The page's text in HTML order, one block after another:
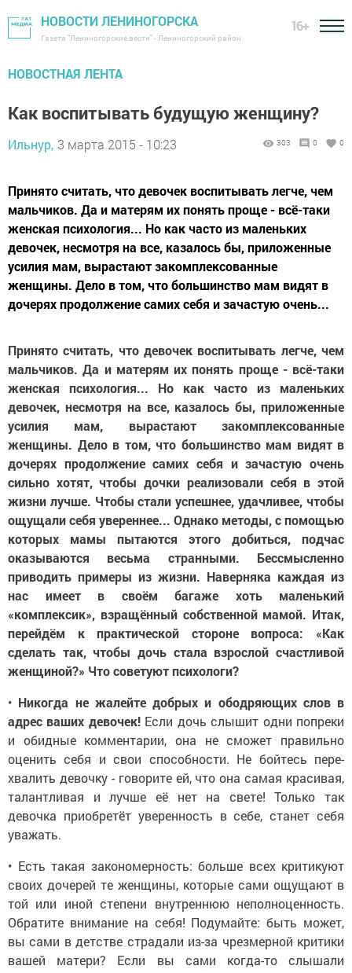
НОВОСТИ ЛЕНИНОГОРСКА
Газета "Лениногорские вести" - Лениногорский район
16+
НОВОСТНАЯ ЛЕНТА
Как воспитывать будущую женщину?
Ильнур, 3 марта 2015 - 10:23 303 0 0
Принято считать, что девочек воспитывать легче, чем
мальчиков. Да и матерям их понять проще - всё-таки
женская психология... Но как ча­сто из маленьких
девочек, несмотря на все, казалось бы, приложенные
усилия мам, вырастают закомплексованные
женщины. Дело в том, что большинство мам видят в
дочерях продолжение самих себя и зачастую очень...
Принято считать, что девочек воспитывать легче, чем
мальчиков. Да и матерям их понять проще - всё-таки
женская психология... Но как ча­сто из маленьких
девочек, несмотря на все, казалось бы, приложенные
усилия мам, вырастают закомплексованные
женщины. Дело в том, что большинство мам видят в
дочерях продолжение самих себя и зачастую очень
сильно хотят, чтобы дочки реализовали себя в этой
жизни лучше. Чтобы стали успешнее, удачливее, чтобы
ощущали себя увереннее... Од­нако методы, с помощью
которых мамы пытаются этого добиться, подчас
оказываются весьма странными. Бессмысленно
приводить примеры из жизни. Наверняка каждая из
нас имеет в своём багаже хоть маленький
«комплексик», взращённый собственной мамой. Итак,
перейдём к прак­тической стороне вопроса: «Как
сделать так, чтобы дочь стала взрослой счастливой
женщиной?» Что советуют психологи?
• Никогда не жалейте добрых и ободряющих слов в
адрес ваших девочек!Если дочь слышит одни по­преки
и обидные комментарии, она не сможет правильно
оценить себя и свои способности. Не бойтесь пере­
хвалить девочку - говорите ей, что она самая красивая,
талантливая и лучше её нет на свете! Только так
девочка приобретёт уверенность в себе, станет себя
уважать.
• Есть такая закономерность: боль­ше всех критикуют
своих дочерей те женщины, которые сами ощущают в
той или иной степени внутреннюю неполноценность.
Обратите внима­ние на себя! Подумайте: быть мо­жет,
вы сами в детстве страдали из-за чрезмерной критики
вашей мате­ри? Если вы сами когда-то слышали